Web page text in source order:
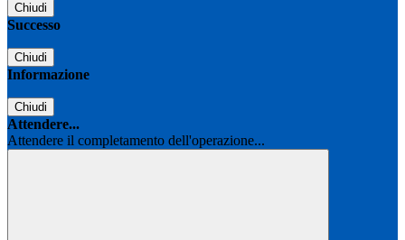
Chiudi
Successo
Chiudi
Informazione
Chiudi
Attendere...
Attendere il completamento dell'operazione...